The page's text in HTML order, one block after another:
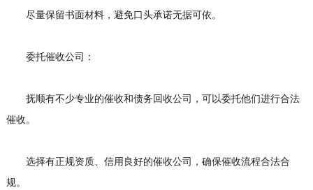
尽量保留书面材料，避免口头承诺无据可依。
委托催收公司：
抚顺有不少专业的催收和债务回收公司，可以委托他们进行合法
催收。
选择有正规资质、信用良好的催收公司，确保催收流程合法合
规。